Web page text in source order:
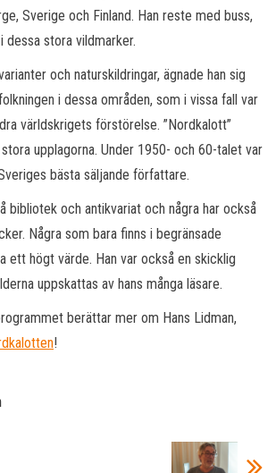
Sverige och Finland. Han reste med buss,
dessa stora vildmarker.
och naturskildringar, ägnade han sig
i dessa områden, som i vissa fall var
världskrigets förstörelse. ”Nordkalott”
upplagorna. Under 1950- och 60-talet var
bästa säljande författare.
bibliotek och antikvariat och några har också
Några som bara finns i begränsade
ett högt värde. Han var också en skicklig
uppskattas av hans många läsare.
berättar mer om Hans Lidman,
!